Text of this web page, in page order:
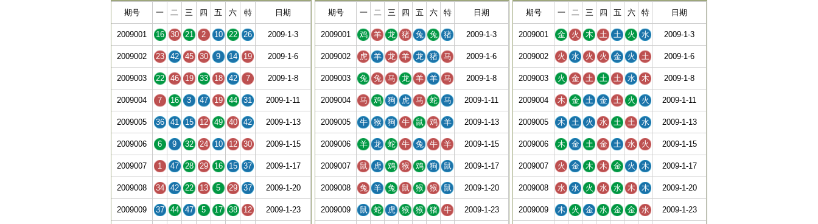
期号
一 二 三 四 五 六 特 日期
2009001 16 30 21 2 10 22 26 2009-1-3
2009002 23 42 45 30 9 14 19 2009-1-6
2009003 22 46 19 33 18 42 7 2009-1-8
2009004 7 16 3 47 19 44 31 2009-1-11
2009005 36 41 15 12 49 40 42 2009-1-13
2009006 6 9 32 24 10 12 30 2009-1-15
2009007 1 47 28 29 16 15 37 2009-1-17
2009008 34 42 22 13 5 29 37 2009-1-20
2009009 37 44 47 5 17 38 12 2009-1-23
期号
一 二 三 四 五 六 特 日期
2009001 鸡 羊 龙 猪 兔 兔 猪 2009-1-3
2009002 虎 羊 龙 羊 龙 猪 马 2009-1-6
2009003 兔 兔 马 龙 羊 羊 马 2009-1-8
2009004 马 鸡 狗 虎 马 蛇 马 2009-1-11
2009005 牛 猴 狗 牛 鼠 鸡 羊 2009-1-13
2009006 羊 龙 蛇 牛 兔 牛 羊 2009-1-15
2009007 鼠 虎 鸡 猴 鸡 狗 鼠 2009-1-17
2009008 兔 羊 兔 鼠 猴 猴 鼠 2009-1-20
2009009 鼠 蛇 虎 猴 猴 猪 牛 2009-1-23
期号
一 二 三 四 五 六 特 日期
2009001 金 火 木 土 土 火 水 2009-1-3
2009002 火 水 火 火 金 火 土 2009-1-6
2009003 火 金 土 土 土 水 木 2009-1-8
2009004 木 金 土 金 土 火 火 2009-1-11
2009005 木 土 火 水 土 土 水 2009-1-13
2009006 木 金 土 金 土 水 火 2009-1-15
2009007 火 金 木 木 金 火 木 2009-1-17
2009008 水 水 火 水 水 木 木 2009-1-20
2009009 木 火 金 水 金 金 水 2009-1-23